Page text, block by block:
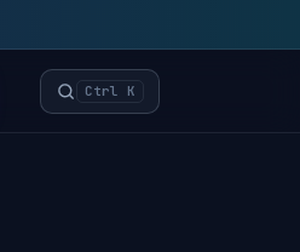
Ctrl K